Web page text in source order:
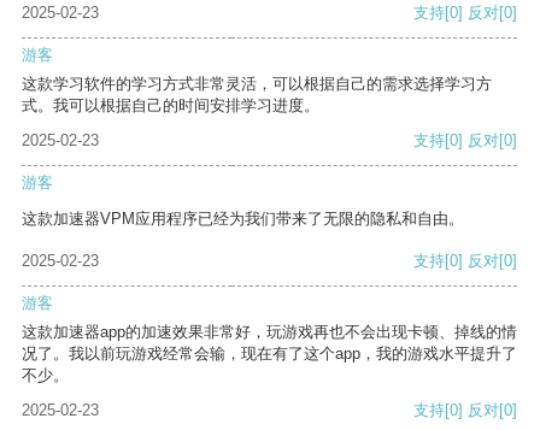
2025-02-23
支持[0] 反对[0]
游客
这款学习软件的学习方式非常灵活，可以根据自己的需求选择学习方
式。我可以根据自己的时间安排学习进度。
2025-02-23
支持[0] 反对[0]
游客
这款加速器VPM应用程序已经为我们带来了无限的隐私和自由。
2025-02-23 支持[0] 反对[0]
游客
这款加速器app的加速效果非常好，玩游戏再也不会出现卡顿、掉线的情
况了。我以前玩游戏经常会输，现在有了这个app，我的游戏水平提升了
不少。
2025-02-23
支持[0] 反对[0]